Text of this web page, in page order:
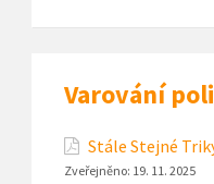
Varování
Stále Stejné
Zveřejněno: 19. 11. 2025